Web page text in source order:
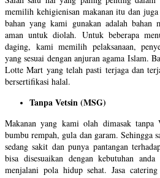
memilih kehigienisan makanan itu dan
bahan yang kami gunakan adalah bahan
aman untuk diolah. Untuk beberapa
daging, kami memilih pelaksanaan,
yang sesuai dengan anjuran agama Islam.
Lotte Mart yang telah pasti terjaga dan
bersertifikasi halal.
Tanpa Vetsin (MSG)
Makanan yang kami olah dimasak
bumbu rempah, gula dan garam. Sehingga
sedang sakit dan punya pantangan
bisa disesuaikan dengan kebutuhan
menjalani pola hidup sehat. Jasa